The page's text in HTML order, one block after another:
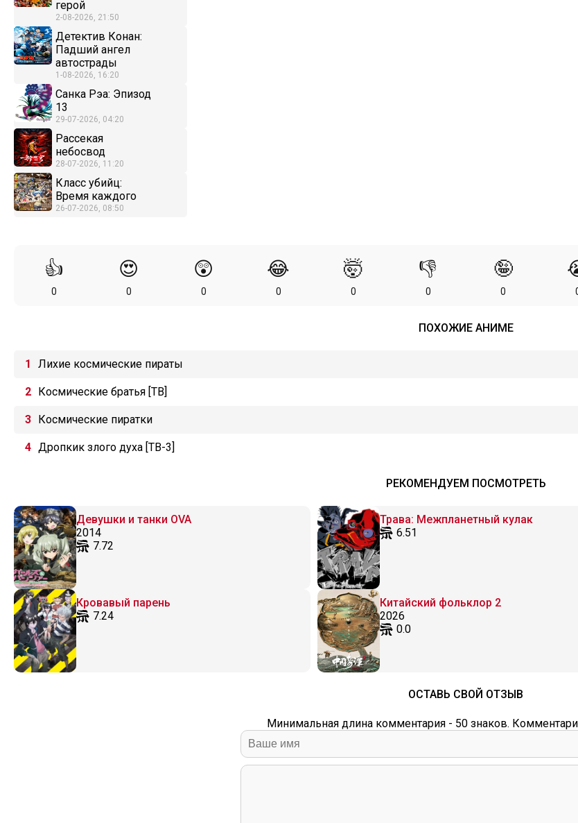
герой
2-08-2026, 21:50
Детектив Конан:
Падший ангел
автострады
1-08-2026, 16:20
Санка Рэа: Эпизод
13
29-07-2026, 04:20
Рассекая
небосвод
28-07-2026, 11:20
Класс убийц:
Время каждого
26-07-2026, 08:50
👍
0
😍
0
😲
0
😂
0
🤯
0
👎
0
🤪
0
ПОХОЖИЕ АНИМЕ
Лихие космические пираты
Космические братья [ТВ]
Космические пиратки
Дропкик злого духа [ТВ-3]
РЕКОМЕНДУЕМ ПОСМОТРЕТЬ
Девушки и танки OVA
2014
7.72
Трава: Межпланетный кулак
6.51
Кровавый парень
7.24
Китайский фольклор 2
2026
0.0
ОСТАВЬ СВОЙ ОТЗЫВ
Минимальная длина комментария - 50 знаков.